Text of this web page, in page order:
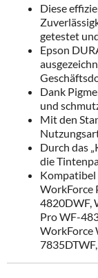
Diese
getestet
Epson
Dank
und
Mit den
Durch das
die
WorkForce
4820DWF,
Pro WF-
WorkForce